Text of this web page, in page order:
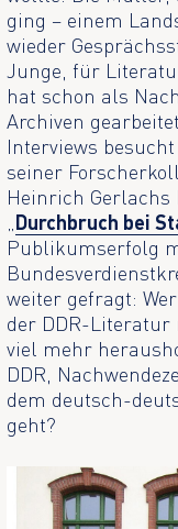
ging – einem
wieder
Junge, für
hat schon als
Archiven
Interviews
seiner
Heinrich Gerlachs
Durchbruch bei
Publikumserfolg
weiter gefragt:
der DDR-Literatur
viel mehr
DDR,
dem deutsch-
geht?